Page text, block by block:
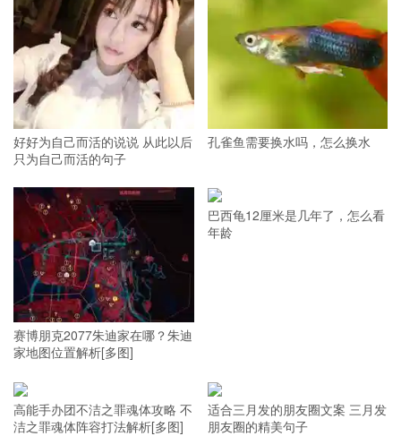
好好为自己而活的说说 从此以后
只为自己而活的句子
孔雀鱼需要换水吗，怎么换水
赛博朋克2077朱迪家在哪？朱迪
家地图位置解析[多图]
巴西龟12厘米是几年了，怎么看
年龄
高能手办团不洁之罪魂体攻略 不
洁之罪魂体阵容打法解析[多图]
适合三月发的朋友圈文案 三月发
朋友圈的精美句子